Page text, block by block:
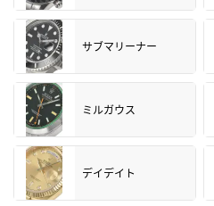
サブマリーナー
ミルガウス
デイデイト